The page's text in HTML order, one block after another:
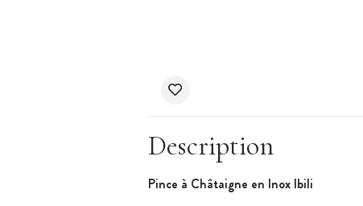
Description
Pince à Châtaigne en Inox Ibili